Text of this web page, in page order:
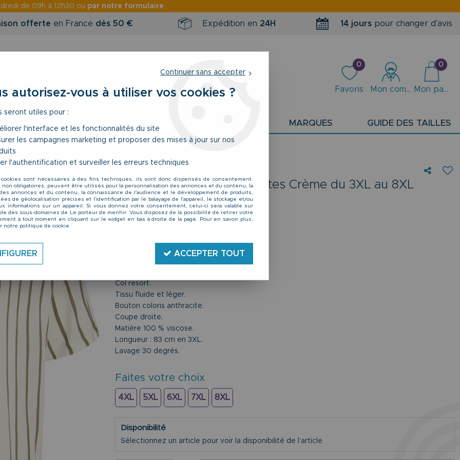
de 09h à 12h30 ou par notre formulaire
offerte en France dès 50 € Expédition en 24H 14 jours pour changer d'avis
0
Favoris Mon compte
0
Mon panier
MARQUES GUIDE DES TAILLES
Manches Courtes Crème du 3XL au 8XL
Chemisette Manches Courtes Crème du 3XL au 8XL
34,99 €TTC
Taille du 3XL au 8XL.
Col resort.
Tissu fluide et léger.
Bouton coloris anthracite.
Coupe droite.
Matière 100 % viscose.
Longueur : 83 cm en 3XL.
Lavage 30 degrés.
Faites votre choix
4XL 5XL 6XL 7XL 8XL
Disponibilité
Sélectionnez un article pour voir la disponibilité de l’article
Continuer sans accepter
autorisez-vous à utiliser vos cookies ?
seront utiles pour :
l'interface et les fonctionnalités du site
les campagnes marketing et proposer des mises à jour sur nos
l'authentification et surveiller les erreurs techniques
cookies sont nécessaires à des fins techniques, ils sont donc dispensés de consentement.
non obligatoires, peuvent être utilisés pour la personnalisation des annonces et du contenu, la
annonces et du contenu, la connaissance de l'audience et le développement de produits,
de géolocalisation précises et l'identification par le balayage de l'appareil, le stockage et/ou
informations sur un appareil. Si vous donnez votre consentement, celui-ci sera valable sur
des sous-domaines de Le porteur de menhir. Vous disposez de la possibilité de retirer votre
à tout moment en cliquant sur le widget en bas à droite de la page. Pour en savoir plus,
notre politique de cookie.
ACCEPTER TOUT